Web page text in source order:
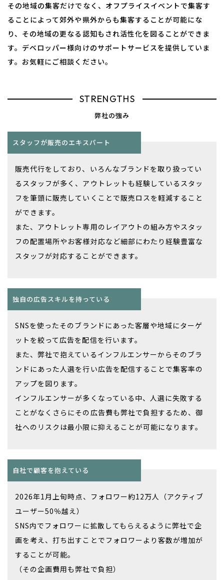
その地域の集客だけでなく、オフプライスイベントで集客す
ることによって郊外や県外からも集客することが可能にな
り、 その地域の更なる認知もされ活性化を図ることができま
す。 デベロッパー様向けのサポートサービスを提供していま
す。 ​​​​​​​お気軽にご相談ください。
STRENGTHS
弊社の強み
スタッフが販売のエキスパート
販売代行をしており、いろんなブランドを取り扱ってい
るスタッフが多く、アウトレットも経験しているスタッ
フを筆頭に販売していくことで販売ロスを軽減すること
ができます。
​​​​​​​また、アウトレット専用のレイアウトの組み方やスタッ
フの配置場所やお客様対応など細部にわたり経験豊富な
スタッフが対応することができます。
独自の広告スキルを持っている
SNSを使ったそのブランドにあった客層や地域にターゲ
ットを絞って広告を配信を行います。
また、弊社で抱えているインフルエンサーからそのブラ
ンドにあった人選を行い広告を配信することで集客率の
アップを図ります。
​​​​​​​インフルエンサーが多くなっている中、人選に失敗する
ことがなくさらにその広告費も弊社で負担するため、御
社へのリスクは最小限に抑えることが可能になります。​​​​​​​
自社で顧客を抱えている
2026年1月上旬時点、フォロワー約12万人（アクティブ
ユーザー50％越え）
SNS内でフォロワーに拡散してもらえるように弊社で企
画を考え、打ち出すことでフォロワーより客数が増加が
することが可能。
​​​​​​​（その企画費用も弊社で負担）​​​​​​​